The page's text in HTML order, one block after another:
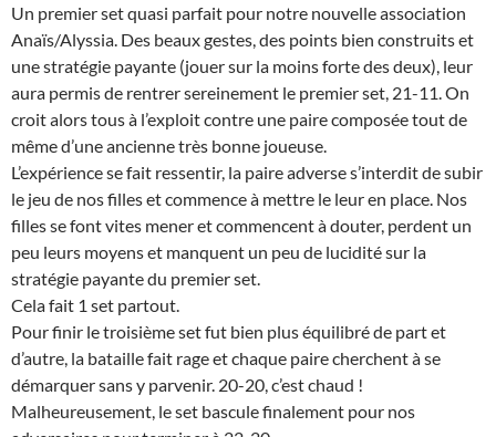
Un premier set quasi parfait pour notre nouvelle association
Anaïs/Alyssia. Des beaux gestes, des points bien construits et
une stratégie payante (jouer sur la moins forte des deux), leur
aura permis de rentrer sereinement le premier set, 21-11. On
croit alors tous à l’exploit contre une paire composée tout de
même d’une ancienne très bonne joueuse.
L’expérience se fait ressentir, la paire adverse s’interdit de subir
le jeu de nos filles et commence à mettre le leur en place. Nos
filles se font vites mener et commencent à douter, perdent un
peu leurs moyens et manquent un peu de lucidité sur la
stratégie payante du premier set.
Cela fait 1 set partout.
Pour finir le troisième set fut bien plus équilibré de part et
d’autre, la bataille fait rage et chaque paire cherchent à se
démarquer sans y parvenir. 20-20, c’est chaud !
Malheureusement, le set bascule finalement pour nos